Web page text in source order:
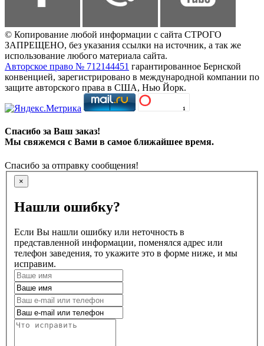
© Копирование любой информации с сайта СТРОГО
ЗАПРЕЩЕНО, без указания ссылки на источник, а так же
использование любого материала сайта.
Авторское право № 712144451 гарантированное Бернской
конвенцией, зарегистрировано в международной компании по
защите авторского права в США, Нью Йорк.
Спасибо за Ваш заказ!
Мы свяжемся с Вами в самое ближайшее время.
Спасибо за отправку сообщения!
×
Нашли ошибку?
Если Вы нашли ошибку или неточность в
представленной информации, поменялся адрес или
телефон заведения, то укажите это в форме ниже, и мы
исправим.